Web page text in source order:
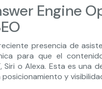
Engine
presencia de
para que el
Siri o Alexa. Esta es una
y